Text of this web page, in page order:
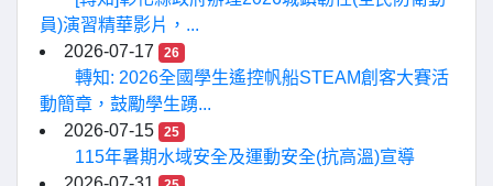
員)演習精華影片，...
2026-07-17
26
轉知: 2026全國學生遙控帆船STEAM創客大賽活
動簡章，鼓勵學生踴...
2026-07-15
25
115年暑期水域安全及運動安全(抗高溫)宣導